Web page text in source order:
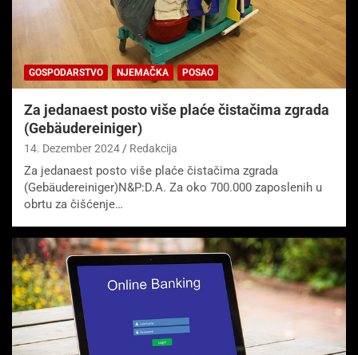
GOSPODARSTVO NJEMAČKA POSAO
Za jedanaest posto više plaće čistačima zgrada
(Gebäudereiniger)
14. Dezember 2024 Redakcija
Za jedanaest posto više plaće čistačima zgrada
(Gebäudereiniger)N&P:D.A. Za oko 700.000 zaposlenih u
obrtu za čišćenje…